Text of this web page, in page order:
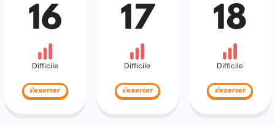
16
Difficile
s'exercer
17
Difficile
s'exercer
18
Difficile
s'exercer